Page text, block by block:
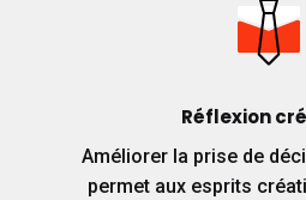
Réflexion
Améliorer la prise de
permet aux esprits